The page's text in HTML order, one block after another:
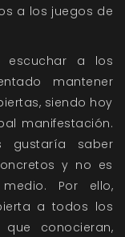
a los juegos de
escuchar a los
mantener
siendo hoy
manifestación.
gustaría saber
y no es
Por ello,
a todos los
conocieran,